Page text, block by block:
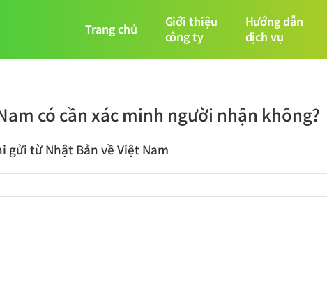
Trang chủ
Giới thiệu
công ty
Hướng dẫn
dịch vụ
có cần xác minh người nhận không?
từ Nhật Bản về Việt Nam